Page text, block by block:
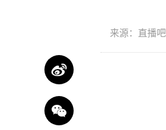
来源：直播吧